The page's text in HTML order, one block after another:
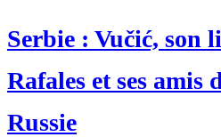
Serbie : Vučić, son
Rafales et ses amis
Russie